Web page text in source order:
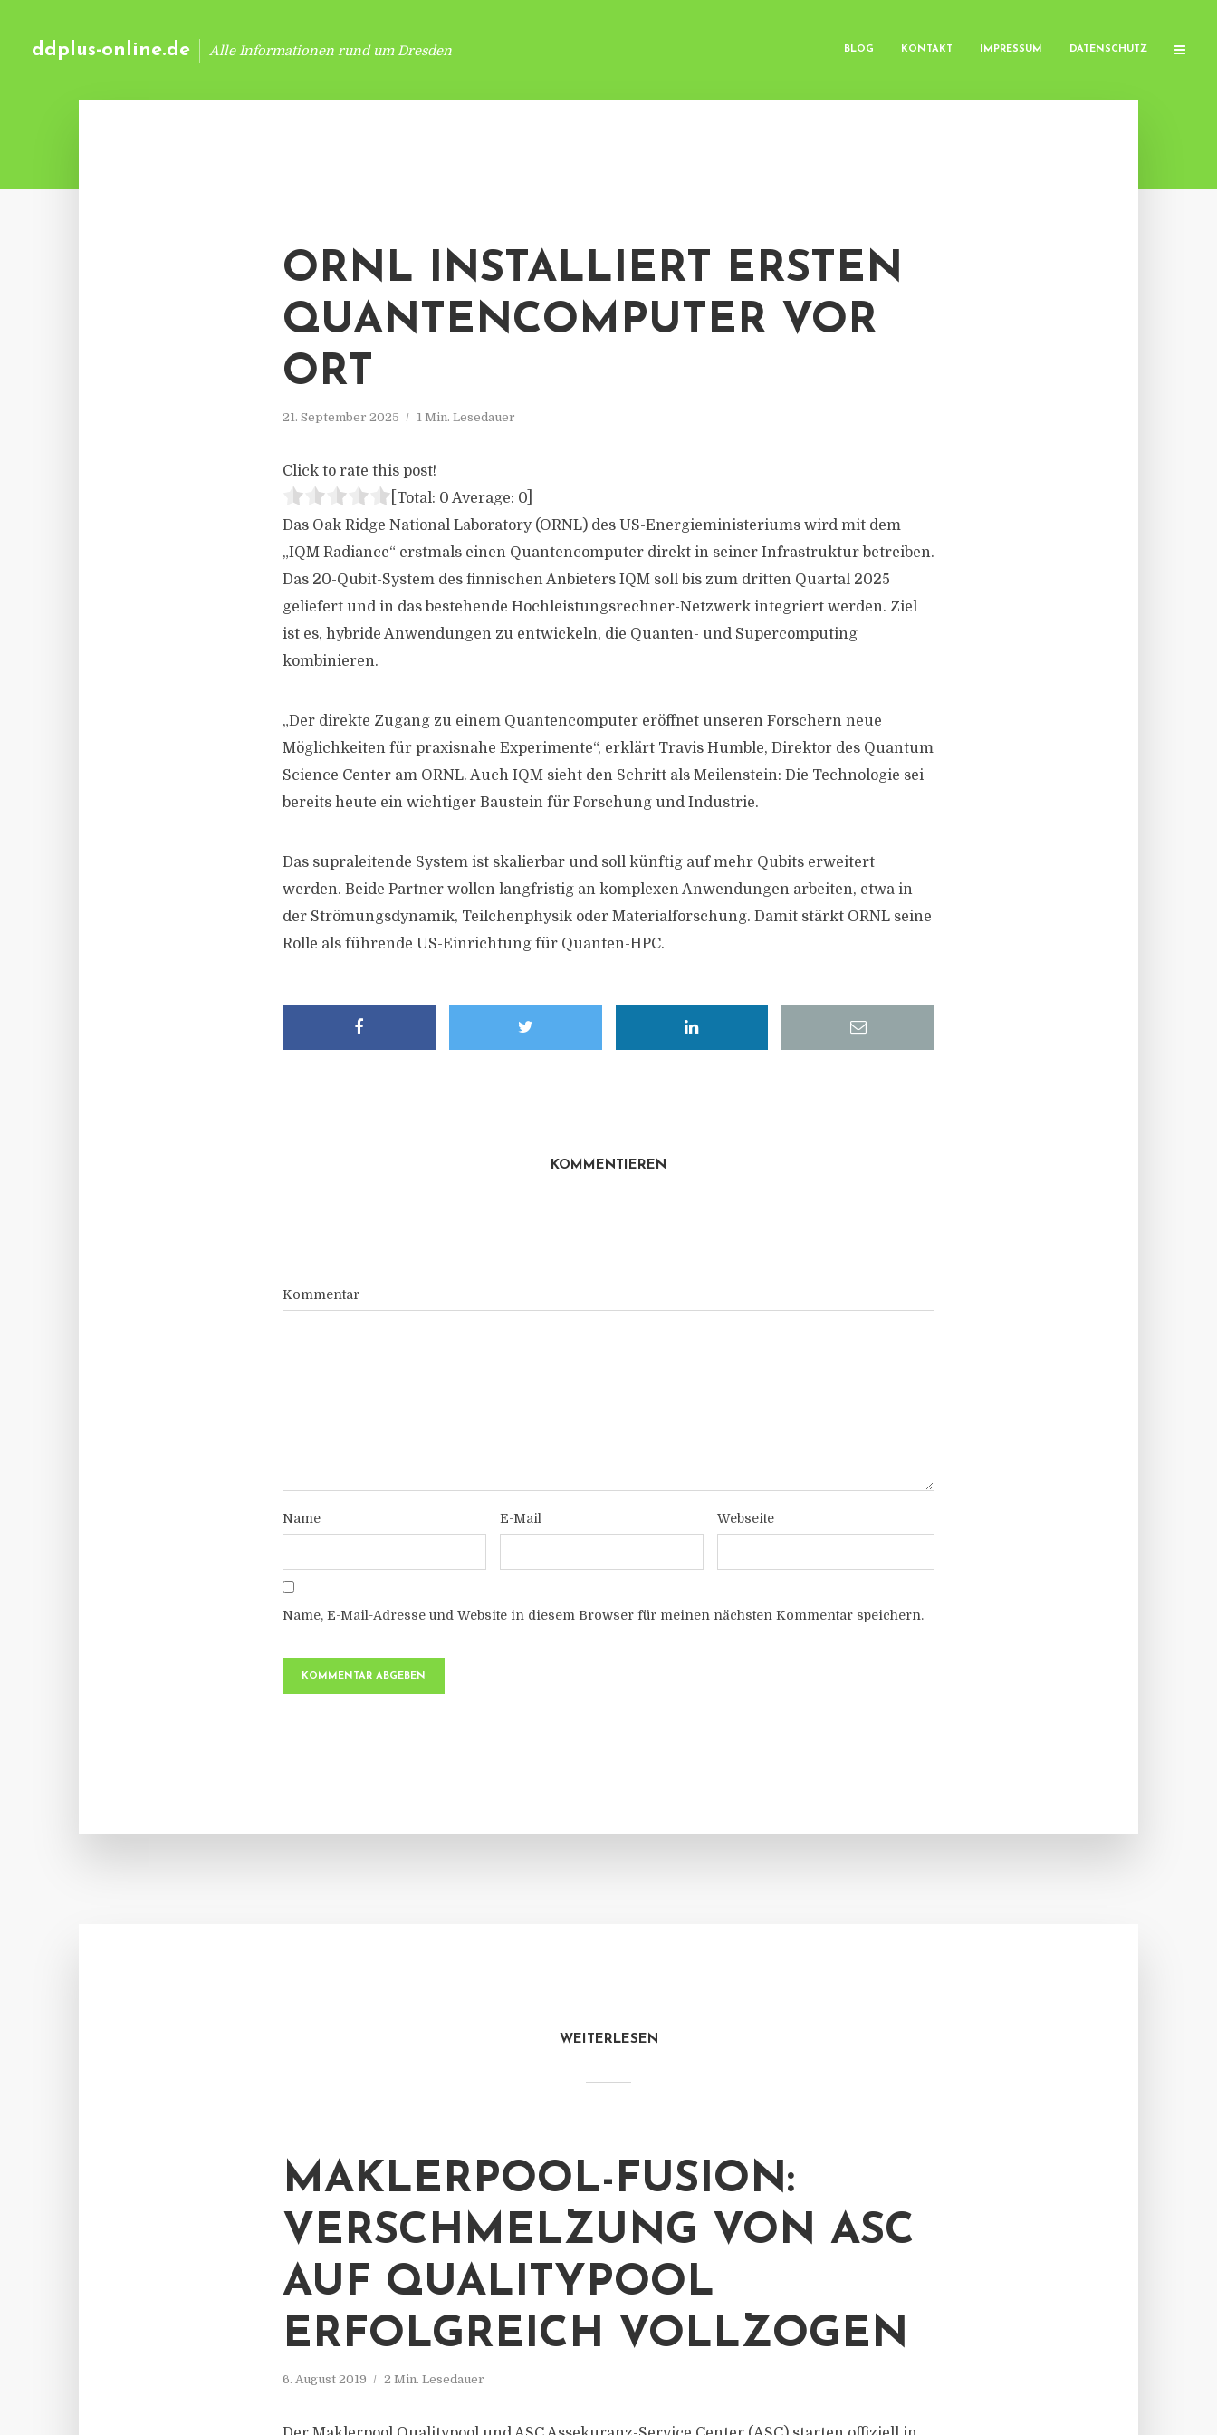
ddplus-online.de Alle Informationen rund um Dresden BLOG KONTAKT IMPRESSUM DATENSCHUTZ
ORNL INSTALLIERT ERSTEN
QUANTENCOMPUTER VOR
ORT
21. September 2025 1 Min. Lesedauer
Click to rate this post!
[Total: 0 Average: 0
Das Oak Ridge National Laboratory (ORNL) des US-Energieministeriums wird mit dem
„IQM Radiance“ erstmals einen Quantencomputer direkt in seiner Infrastruktur betreiben.
Das 20-Qubit-System des finnischen Anbieters IQM soll bis zum dritten Quartal 2025
geliefert und in das bestehende Hochleistungsrechner-Netzwerk integriert werden. Ziel
ist es, hybride Anwendungen zu entwickeln, die Quanten- und Supercomputing
kombinieren.
„Der direkte Zugang zu einem Quantencomputer eröffnet unseren Forschern neue
Möglichkeiten für praxisnahe Experimente“, erklärt Travis Humble, Direktor des Quantum
Science Center am ORNL. Auch IQM sieht den Schritt als Meilenstein: Die Technologie sei
bereits heute ein wichtiger Baustein für Forschung und Industrie.
Das supraleitende System ist skalierbar und soll künftig auf mehr Qubits erweitert
werden. Beide Partner wollen langfristig an komplexen Anwendungen arbeiten, etwa in
der Strömungsdynamik, Teilchenphysik oder Materialforschung. Damit stärkt ORNL seine
Rolle als führende US-Einrichtung für Quanten-HPC.
KOMMENTIEREN
Kommentar
Name E-Mail Webseite
Name, E-Mail-Adresse und Website in diesem Browser für meinen nächsten Kommentar speichern.
WEITERLESEN
MAKLERPOOL-FUSION:
VERSCHMELZUNG VON ASC
AUF QUALITYPOOL
ERFOLGREICH VOLLZOGEN
6. August 2019 2 Min. Lesedauer